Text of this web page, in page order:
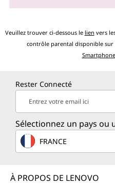
Veuillez trouver ci-dessous le lien vers
contrôle parental disponible
Smartphone
Rester Connecté
Entrez votre email ici
Sélectionnez un pays ou
FRANCE
À PROPOS DE LENOVO